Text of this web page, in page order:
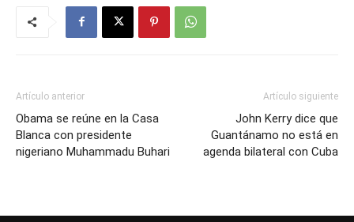
Artículo anterior
Obama se reúne en la Casa
Blanca con presidente
nigeriano Muhammadu Buhari
Artículo siguiente
John Kerry dice que
Guantánamo no está en
agenda bilateral con Cuba